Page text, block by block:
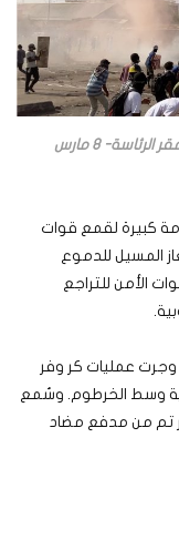
متظاهرون يقاومون عنف الأمن السوداني قرب مقر الرئاسة- 8 مارس
كبيرة لقمع قوات
المسيل للدموع
الأمن للتراجع
عمليات كر وفر
وسط الخرطوم. وسُمع
تم من مدفع مضاد